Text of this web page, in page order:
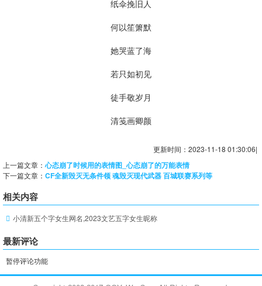
纸伞挽旧人
何以笙箫默
她哭蓝了海
若只如初见
徒手敬岁月
清笺画卿颜
更新时间：2023-11-18 01:30:06|
上一篇文章：心态崩了时候用的表情图_心态崩了的万能表情
下一篇文章： CF全新毁灭无条件领 魂毁灭现代武器 百城联赛系列等
相关内容
小清新五个字女生网名,2023文艺五字女生昵称
最新评论
暂停评论功能